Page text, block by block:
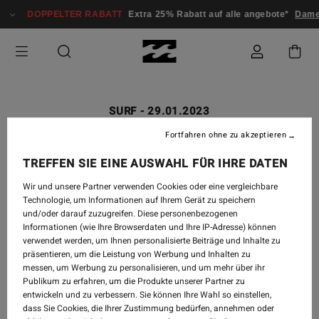
DOPPELTER RABATT Extra 25% Rabatt auf alle angebote* Damen
SURF - 29.01.2023
SHARE THE FEELING |
BILLABONG 50 YEARS
TREFFEN SIE EINE AUSWAHL FÜR IHRE DATEN
Wir und unsere Partner verwenden Cookies oder eine vergleichbare
Technologie, um Informationen auf Ihrem Gerät zu speichern
und/oder darauf zuzugreifen. Diese personenbezogenen
Informationen (wie Ihre Browserdaten und Ihre IP-Adresse) können
verwendet werden, um Ihnen personalisierte Beiträge und Inhalte zu
präsentieren, um die Leistung von Werbung und Inhalten zu
messen, um Werbung zu personalisieren, und um mehr über ihr
Publikum zu erfahren, um die Produkte unserer Partner zu
entwickeln und zu verbessern. Sie können Ihre Wahl so einstellen,
dass Sie Cookies, die Ihrer Zustimmung bedürfen, annehmen oder
Fortfahren ohne zu akzeptieren